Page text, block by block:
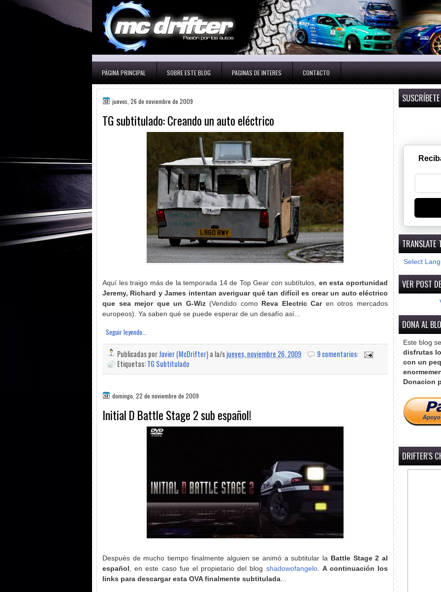
PÁGINA PRINCIPAL SOBRE ESTE BLOG PAGINAS DE INTERES CONTACTO
jueves, 26 de noviembre de 2009
TG subtitulado: Creando un auto eléctrico
Aquí les traigo más de la temporada 14 de Top Gear con subtítulos, en esta oportunidad
Jeremy, Richard y James intentan averiguar qué tan difícil es crear un auto eléctrico
que sea mejor que un G-Wiz(Vendido como Reva Electric Caren otros mercados
europeos). Ya saben qué se puede esperar de un desafío así...
Seguir leyendo...
Publicadas porJavier (McDrifter)a la/sjueves, noviembre 26, 2009
9 comentarios:
Etiquetas:TG Subtitulado
domingo, 22 de noviembre de 2009
Initial D Battle Stage 2 sub español!
Después de mucho tiempo finalmente alguien se animó a subtitular la
Battle Stage 2 al
español
, en este caso fue el propietario del blog shadowofangelo. A continuación los
links para descargar esta OVA finalmente subtitulada
TRANSLATE
Select
VER POST
DONA AL
Este blog
disfrutas
con un
Donacion
DRIFTER'S